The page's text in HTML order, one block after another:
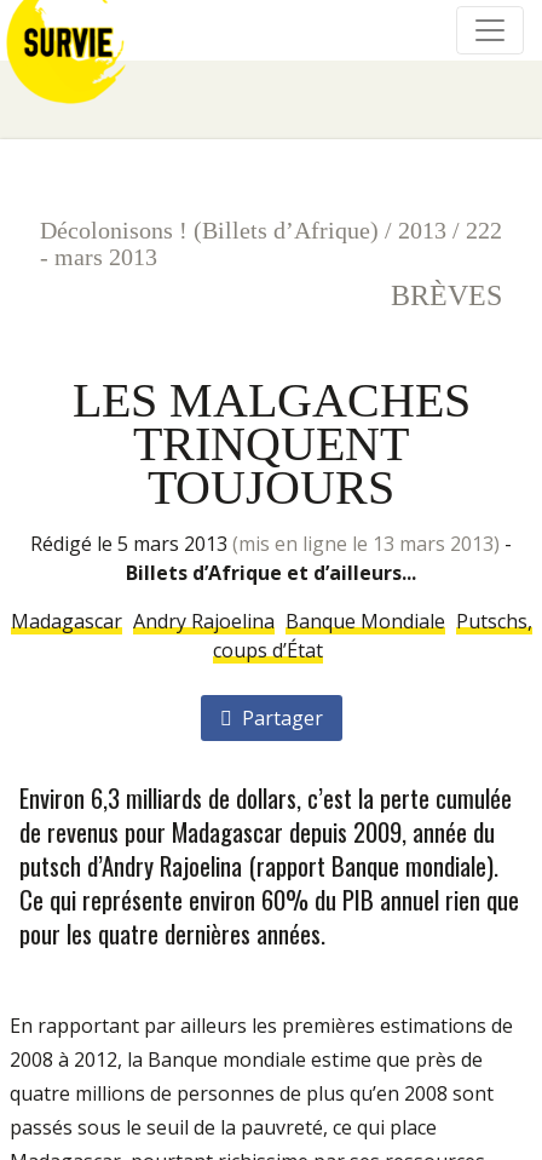
Décolonisons ! (Billets d’Afrique) / 2013 / 222
- mars 2013
BRÈVES
LES MALGACHES
TRINQUENT
TOUJOURS
rédigé le 5 mars 2013 (mis en ligne le 13 mars 2013) -
Billets d’Afrique et d’ailleurs...
Madagascar Andry Rajoelina Banque Mondiale Putschs,
coups d’État
Partager
Environ 6,3 milliards de dollars, c’est la perte cumulée
de revenus pour Madagascar depuis 2009, année du
putsch d’Andry Rajoelina (rapport Banque mondiale).
Ce qui représente environ 60% du PIB annuel rien que
pour les quatre dernières années.
En rapportant par ailleurs les premières estimations de
2008 à 2012, la Banque mondiale estime que près de
quatre millions de personnes de plus qu’en 2008 sont
passés sous le seuil de la pauvreté, ce qui place